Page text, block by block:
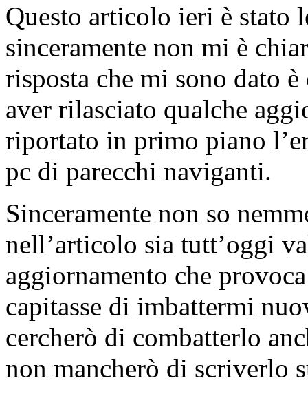
Questo articolo ieri è stato
sinceramente non mi è
risposta che mi sono dato
aver rilasciato qualche
riportato in primo piano
pc di parecchi naviganti.
Sinceramente non so
nell’articolo sia tutt’oggi
aggiornamento che
capitasse di imbattermi
cercherò di combatterlo
non mancherò di scriverlo